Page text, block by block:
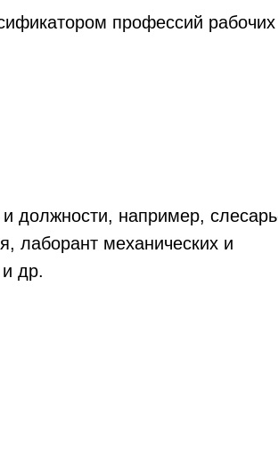
профессий
должности, например,
лаборант механических и
др.